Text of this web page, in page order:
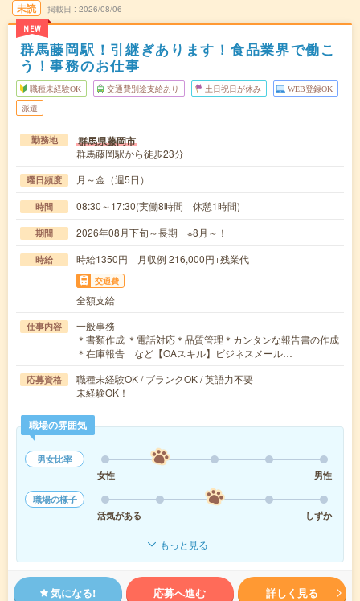
未読
NEW
掲載日 2026/08/06
群馬藤岡駅！引継ぎあります！食品業界で働こ
う！事務のお仕事
職種未経験OK 交通費別途支給あり 土日祝日が休み WEB登録OK
派遣
勤務地 群馬県藤岡市
群馬藤岡駅から徒歩23分
曜日頻度 月～金（週5日）
時間 08:30～17:30(実働8時間 休憩1時間)
期間 2026年08月下旬～長期 ※8月～！
時給 時給1350円 月収例 216,000円+残業代
交通費
全額支給
仕事内容
一般事務
＊書類作成 ＊電話対応＊品質管理＊カンタンな報告書の作成
＊在庫報告 など【OAスキル】ビジネスメール…
応募資格
職種未経験OK / ブランクOK / 英語力不要
未経験OK！
職場の雰囲気
男女比率
女性
男性
職場の様子
活気がある
しずか
もっと見る
気になる! 応募へ進む 詳しく見る